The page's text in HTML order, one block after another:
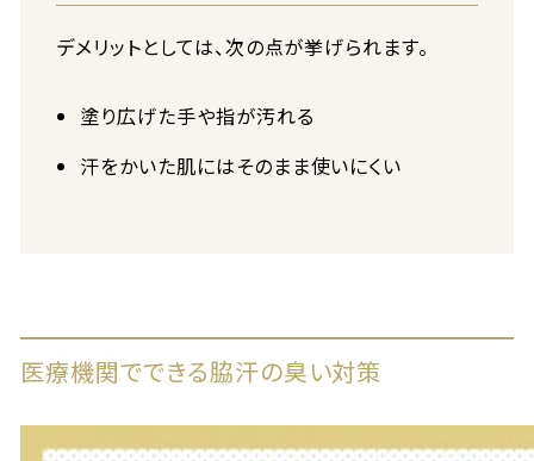
デメリットとしては、次の点が挙げられます。
塗り広げた手や指が汚れる
汗をかいた肌にはそのまま使いにくい
医療機関でできる脇汗の臭い対策